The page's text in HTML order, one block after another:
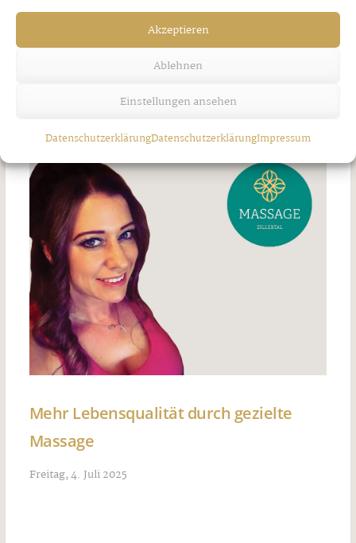
Akzeptieren
Ablehnen
Einstellungen ansehen
DatenschutzerklärungDatenschutzerklärungImpressum
Donnerstag, 13. November 2025
Mehr Lebensqualität durch gezielte
Massage
Freitag, 4. Juli 2025